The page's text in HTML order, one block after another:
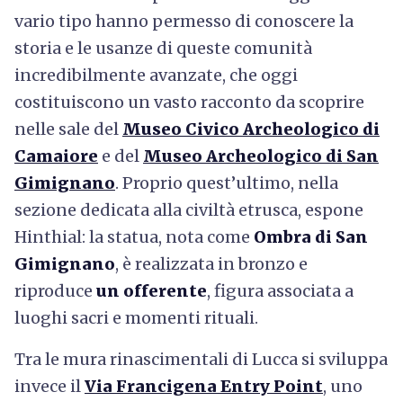
vario tipo hanno permesso di conoscere la
storia e le usanze di queste comunità
incredibilmente avanzate, che oggi
costituiscono un vasto racconto da scoprire
nelle sale del Museo Civico Archeologico di
Camaiore e del Museo Archeologico di San
Gimignano. Proprio quest’ultimo, nella
sezione dedicata alla civiltà etrusca, espone
Hinthial: la statua, nota come Ombra di San
Gimignano, è realizzata in bronzo e
riproduce un offerente, figura associata a
luoghi sacri e momenti rituali.
Tra le mura rinascimentali di Lucca si sviluppa
invece ilVia Francigena Entry Point, uno